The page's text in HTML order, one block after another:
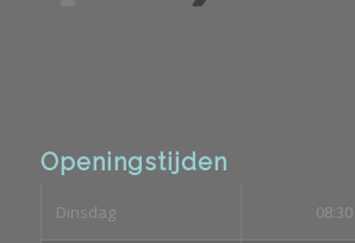
Openingstijden
Dinsdag 08:30